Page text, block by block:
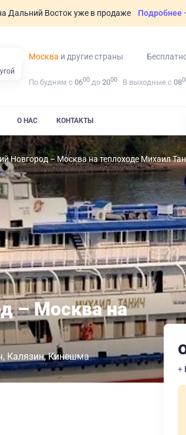
Дальний Восток уже в продаже Подробнее
Москва и другие страны
По будням с 0600 до 2000 В выходные с 08
О НАС КОНТАКТЫ
Новгород – Москва на теплоходе Михаил
– Москва на
Калязин Кинешма
+